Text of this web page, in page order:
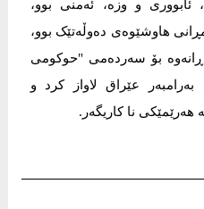
و وزە، ئەمنى بوو،
هاوشێوەى دەوڵەتێک بوو،
بۆ سەردەمى "حوكومى
عێراق لاواز کرد و
نا کاریگەر.